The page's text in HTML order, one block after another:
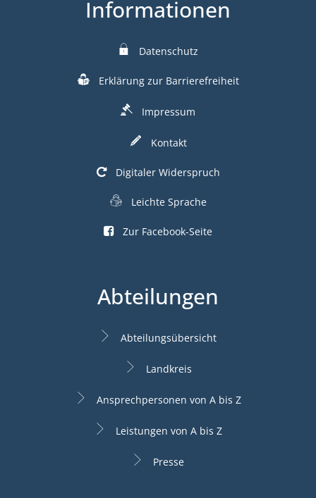
Informationen
Datenschutz
Erklärung zur Barrierefreiheit
Impressum
Kontakt
Digitaler Widerspruch
Leichte Sprache
Zur Facebook-Seite
Abteilungen
Abteilungsübersicht
Landkreis
Ansprechpersonen von A bis Z
Leistungen von A bis Z
Presse